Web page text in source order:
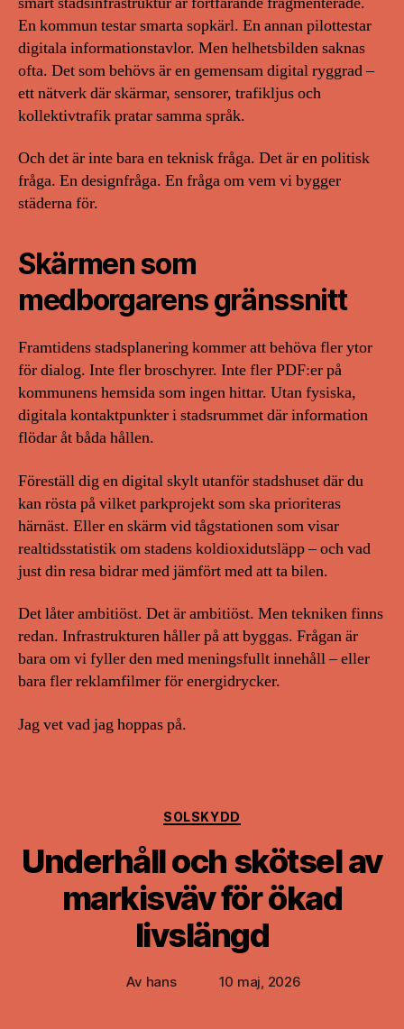
En kommun testar smarta sopkärl. En annan pilottestar
digitala informationstavlor. Men helhetsbilden saknas
ofta. Det som behövs är en gemensam digital ryggrad –
ett nätverk där skärmar, sensorer, trafikljus och
kollektivtrafik pratar samma språk.
Och det är inte bara en teknisk fråga. Det är en politisk
fråga. En designfråga. En fråga om vem vi bygger
städerna för.
Skärmen som
medborgarens gränssnitt
Framtidens stadsplanering kommer att behöva fler ytor
för dialog. Inte fler broschyrer. Inte fler PDF:er på
kommunens hemsida som ingen hittar. Utan fysiska,
digitala kontaktpunkter i stadsrummet där information
flödar åt båda hållen.
Föreställ dig en digital skylt utanför stadshuset där du
kan rösta på vilket parkprojekt som ska prioriteras
härnäst. Eller en skärm vid tågstationen som visar
realtidsstatistik om stadens koldioxidutsläpp – och vad
just din resa bidrar med jämfört med att ta bilen.
Det låter ambitiöst. Det är ambitiöst. Men tekniken finns
redan. Infrastrukturen håller på att byggas. Frågan är
bara om vi fyller den med meningsfullt innehåll – eller
bara fler reklamfilmer för energidrycker.
Jag vet vad jag hoppas på.
Kategorier
SOLSKYDD
Underhåll och skötsel av
markisväv för ökad
livslängd
Inläggsförfattare
Av hans Inläggsdatum
10 maj, 2026